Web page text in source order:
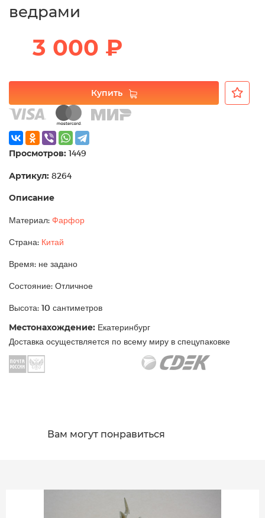
ведрами
3 000 ₽
Купить
Просмотров: 1449
Артикул: 8264
Описание
Материал: Фарфор
Страна: Китай
Время: не задано
Состояние: Отличное
Высота: 10 сантиметров
Местонахождение: Екатеринбург
Доставка осуществляется по всему миру в спецупаковке
Вам могут понравиться